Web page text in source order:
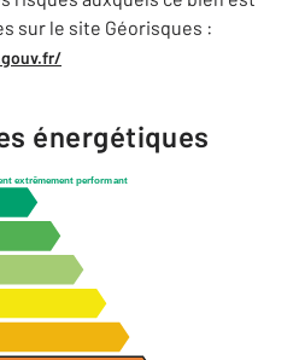
sur le site Géorisques :
énergétiques
extrêmement performant